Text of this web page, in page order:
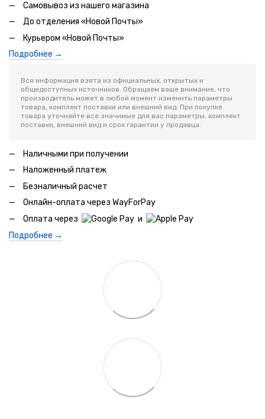
Самовывоз из нашего магазина
До отделения «Новой Почты»
Курьером «Новой Почты»
Подробнее →
Вся информация взята из официальных, открытых и
общедоступных источников. Обращаем ваше внимание, что
производитель может в любой момент изменить параметры
товара, комплект поставки или внешний вид. При покупке
товара уточняйте все значимые для вас параметры, комплект
поставки, внешний вид и срок гарантии у продавца.
Наличными при получении
Наложенный платеж
Безналичный расчет
Онлайн-оплата через WayForPay
Оплата через
и
Подробнее →